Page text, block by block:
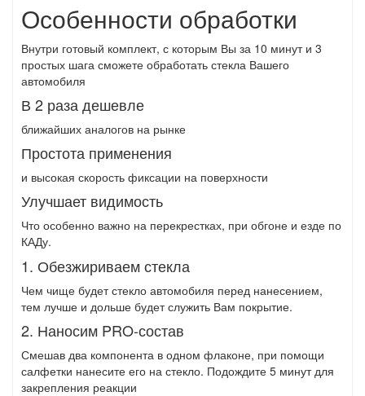
Особенности обработки
Внутри готовый комплект, с которым Вы за 10 минут и 3
простых шага сможете обработать стекла Вашего
автомобиля
В 2 раза дешевле
ближайших аналогов на рынке
Простота применения
и высокая скорость фиксации на поверхности
Улучшает видимость
Что особенно важно на перекрестках, при обгоне и езде по
КАДу.
1. Обезжириваем стекла
Чем чище будет стекло автомобиля перед нанесением,
тем лучше и дольше будет служить Вам покрытие.
2. Наносим PRO-состав
Смешав два компонента в одном флаконе, при помощи
салфетки нанесите его на стекло. Подождите 5 минут для
закрепления реакции